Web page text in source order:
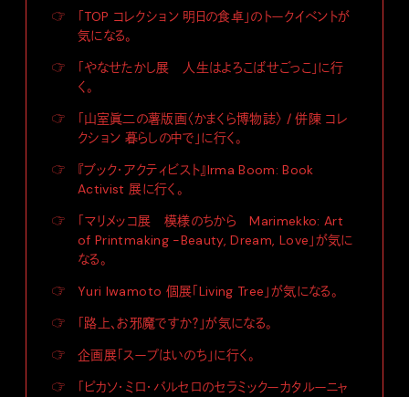
☞
「TOP コレクション 明日の食卓」のトークイベントが
気になる。
☞
「やなせたかし展 人生はよろこばせごっこ」に行
く。
☞
「山室眞二の薯版画〈かまくら博物誌〉 / 併陳 コレ
クション 暮らしの中で」に行く。
☞
『ブック・アクティビスト』Irma Boom: Book
Activist 展に行く。
☞
「マリメッコ展 模様のちから Marimekko: Art
of Printmaking -Beauty, Dream, Love」が気に
なる。
☞
Yuri Iwamoto 個展「Living Tree」が気になる。
☞
「路上、お邪魔ですか？」が気になる。
☞
企画展「スープはいのち」に行く。
☞
「ピカソ・ミロ・バルセロのセラミックーカタルーニャ